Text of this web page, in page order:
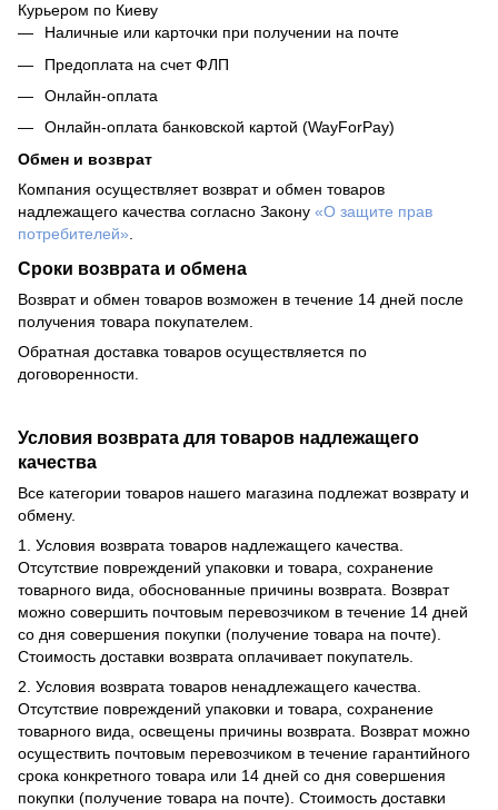
Курьером по Киеву
Наличные или карточки при получении на почте
Предоплата на счет ФЛП
Онлайн-оплата
Онлайн-оплата банковской картой (WayForPay)
Обмен и возврат
Компания осуществляет возврат и обмен товаров
надлежащего качества согласно Закону «О защите прав
потребителей»
Сроки возврата и обмена
Возврат и обмен товаров возможен в течение 14 дней после
получения товара покупателем.
Обратная доставка товаров осуществляется по
договоренности.
Условия возврата для товаров надлежащего
качества
Все категории товаров нашего магазина подлежат возврату и
обмену.
1. Условия возврата товаров надлежащего качества.
Отсутствие повреждений упаковки и товара, сохранение
товарного вида, обоснованные причины возврата. Возврат
можно совершить почтовым перевозчиком в течение 14 дней
со дня совершения покупки (получение товара на почте).
Стоимость доставки возврата оплачивает покупатель.
2. Условия возврата товаров ненадлежащего качества.
Отсутствие повреждений упаковки и товара, сохранение
товарного вида, освещены причины возврата. Возврат можно
осуществить почтовым перевозчиком в течение гарантийного
срока конкретного товара или 14 дней со дня совершения
покупки (получение товара на почте). Стоимость доставки